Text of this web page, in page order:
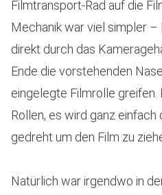
Filmtransport-Rad auf die
Mechanik war viel simpler
direkt durch das
Ende die vorstehenden
eingelegte Filmrolle greifen.
Rollen, es wird ganz
gedreht um den Film zu
Natürlich war irgendwo in